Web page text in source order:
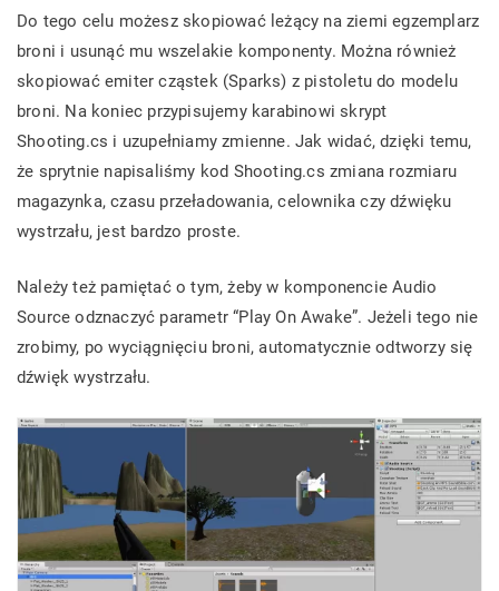
Do tego celu możesz skopiować leżący na ziemi egzemplarz
broni i usunąć mu wszelakie komponenty. Można również
skopiować emiter cząstek (Sparks) z pistoletu do modelu
broni. Na koniec przypisujemy karabinowi skrypt
Shooting.cs i uzupełniamy zmienne. Jak widać, dzięki temu,
że sprytnie napisaliśmy kod Shooting.cs zmiana rozmiaru
magazynka, czasu przeładowania, celownika czy dźwięku
wystrzału, jest bardzo proste.
Należy też pamiętać o tym, żeby w komponencie Audio
Source odznaczyć parametr “Play On Awake”. Jeżeli tego nie
zrobimy, po wyciągnięciu broni, automatycznie odtworzy się
dźwięk wystrzału.